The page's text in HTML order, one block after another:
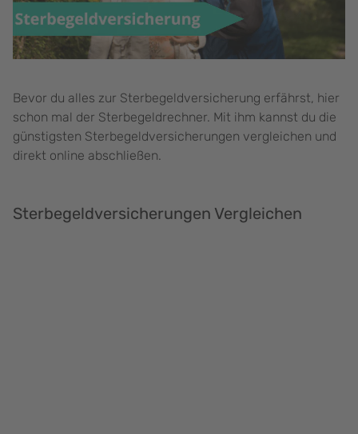
Bevor du alles zur Sterbegeldversicherung erfährst, hier
schon mal der Sterbegeldrechner. Mit ihm kannst du die
günstigsten Sterbegeldversicherungen vergleichen und
direkt online abschließen.
Sterbegeldversicherungen Vergleichen